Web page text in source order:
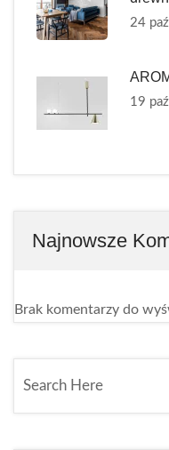
24
19
Najnowsze
Brak komentarzy do